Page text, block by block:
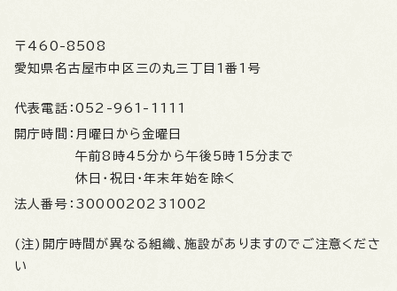
〒460-8508
愛知県名古屋市中区三の丸三丁目1番1号
代表電話： 052-961-1111
開庁時間： 月曜日から金曜日
午前8時45分から午後5時15分まで
休日・祝日・年末年始を除く
法人番号： 3000020231002
(注)開庁時間が異なる組織、施設がありますのでご注意くださ
い